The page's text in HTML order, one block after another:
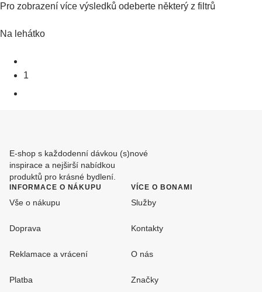
Pro zobrazení více výsledků odeberte některý z filtrů
Na lehátko
1
E-shop s každodenní dávkou (s)nové
inspirace a nejširší nabídkou
produktů pro krásné bydlení.
INFORMACE O NÁKUPU
Vše o nákupu
Doprava
Reklamace a vrácení
Platba
VÍCE O BONAMI
Služby
Kontakty
O nás
Značky